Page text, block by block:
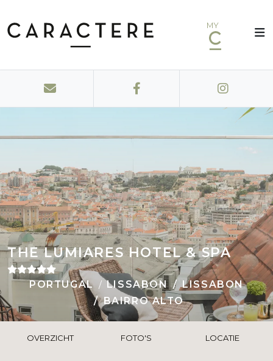
MY
THE LUMIARES HOTEL & SPA
PORTUGAL LISSABON
LISSABON
BAIRRO ALTO
OVERZICHT FOTO'S LOCATIE